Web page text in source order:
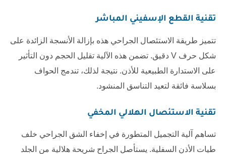
تقنية القطع الإسفيني المباشر
تتميز طريقة الاستئصال الجراحي هذه بإزالة الأنسجة الزائدة على
شكل حرف V دقيق. تضمن هذه الآلية تقليل الحجم دون التأثير
على الاستدارة الطبيعية للأذن. نتيجة لذلك، تندمج الحواف
بسلاسة فائقة لتعيد التناسق المنشود.
تقنية الاستئصال الهلالي المخفي
تساهم آلية التجميل المتطورة في إخفاء الشق الجراحي خلف
طيات الأذن السفلية. يستأصل الجراح شريحة هلالية من الجلد